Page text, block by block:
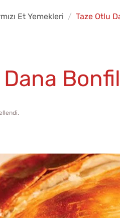
Et Yemekleri Taze Otlu